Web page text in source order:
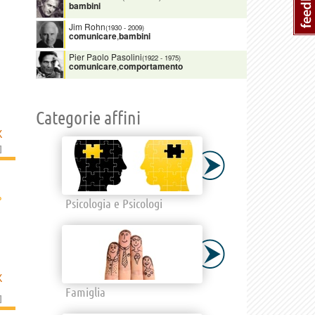
]
]
bambini
Jim Rohn(1930 - 2009)
comunicare,bambini
Pier Paolo Pasolini(1922 - 1975)
comunicare,comportamento
Categorie affini
Psicologia e Psicologi
Famiglia